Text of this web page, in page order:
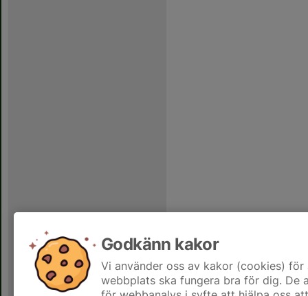
Godkänn kakor
Vi använder oss av kakor (cookies)
webbplats ska fungera bra för dig. De